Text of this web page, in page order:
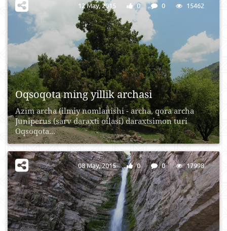
Oqsoqota ming yillik archasi
Azim archa (ilmiy nomlanishi - archa, qora archa
Juniperus (sarv daraxti oilasi) daraxtsimon turi
Oqsoqota...
12 May, 2015 0 0 15462
08 May, 2015 0 0 17998